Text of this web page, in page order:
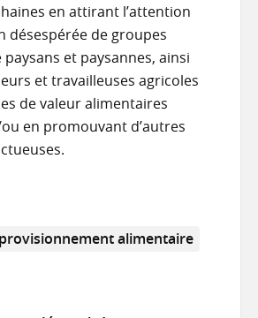
en attirant l’attention
désespérée de groupes
et paysannes, ainsi
et travailleuses agricoles
de valeur alimentaires
en promouvant d’autres
alimentaire